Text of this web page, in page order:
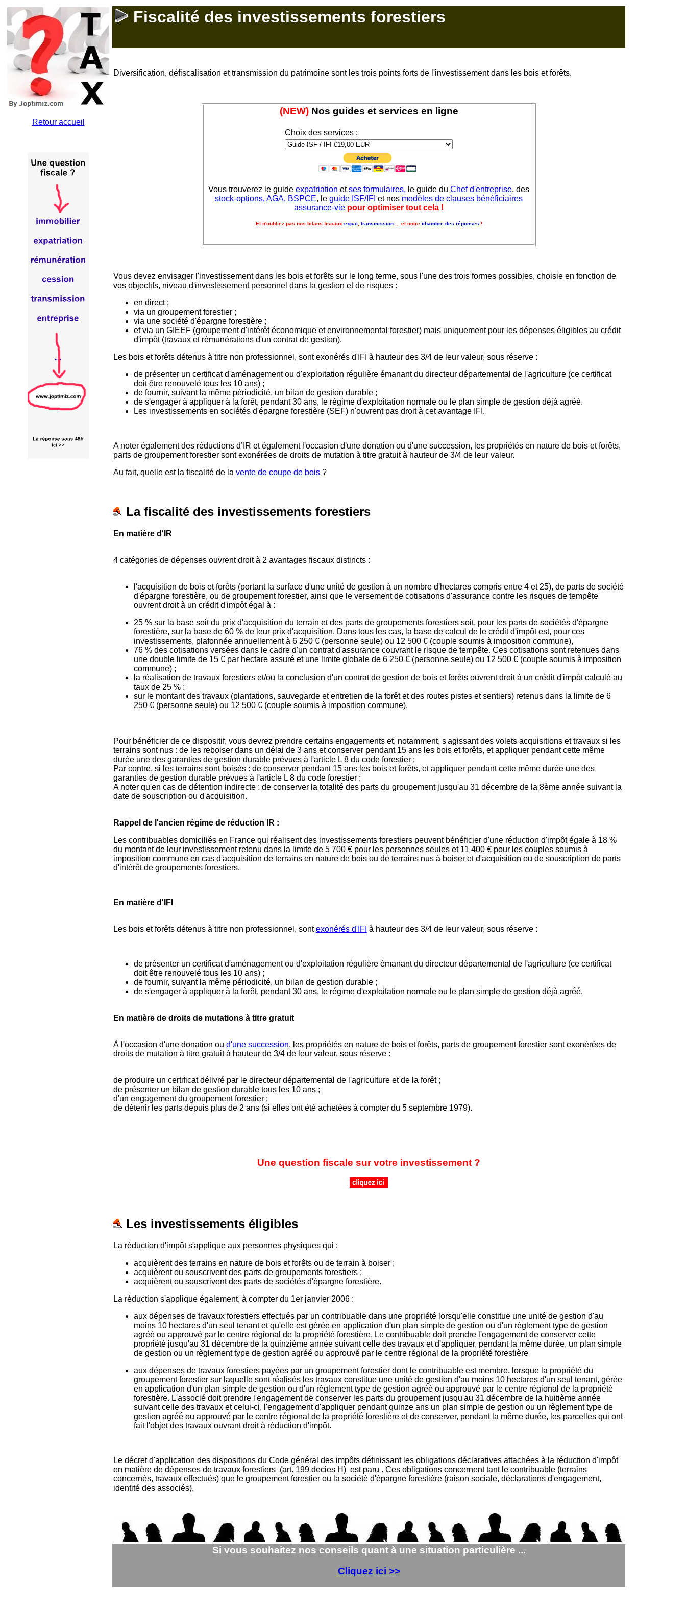
Retour accueil
Fiscalité des investissements forestiers
Diversification, défiscalisation et transmission du patrimoine sont les trois points forts de l'investissement dans les bois et forêts.
(NEW)Nos guides et services en ligne
Choix des services :
Vous trouverez le guide expatriation etses formulaires, le guide du Chef d'entreprise, des
stock-options, AGA, BSPCE, le guide ISF/IFI et nos modèles de clauses bénéficiaires
assurance-vie pour optimiser tout cela !
Et n'oubliez pas nos bilans fiscaux expat, transmission... et notre chambre des réponses !
Vous devez envisager l'investissement dans les bois et forêts sur le long terme, sous l'une des trois formes possibles, choisie en fonction de
vos objectifs, niveau d'investissement personnel dans la gestion et de risques :
en direct ;
via un groupement forestier ;
via une société d'épargne forestière ;
et via un GIEEF (groupement d'intérêt économique et environnemental forestier) mais uniquement pour les dépenses éligibles au crédit
d'impôt (travaux et rémunérations d'un contrat de gestion).
Les bois et forêts détenus à titre non professionnel, sont exonérés d'IFI à hauteur des 3/4 de leur valeur, sous réserve :
de présenter un certificat d'aménagement ou d'exploitation régulière émanant du directeur départemental de l'agriculture (ce certificat
doit être renouvelé tous les 10 ans) ;
de fournir, suivant la même périodicité, un bilan de gestion durable ;
de s'engager à appliquer à la forêt, pendant 30 ans, le régime d'exploitation normale ou le plan simple de gestion déjà agréé.
Les investissements en sociétés d'épargne forestière (SEF) n'ouvrent pas droit à cet avantage IFI.
A noter également des réductions d’IR et également l'occasion d'une donation ou d'une succession, les propriétés en nature de bois et forêts,
parts de groupement forestier sont exonérées de droits de mutation à titre gratuit à hauteur de 3/4 de leur valeur.
Au fait, quelle est la fiscalité de la vente de coupe de bois ?
La fiscalité des investissements forestiers
En matière d'IR
4 catégories de dépenses ouvrent droit à 2 avantages fiscaux distincts :
l'acquisition de bois et forêts (portant la surface d'une unité de gestion à un nombre d'hectares compris entre 4 et 25), de parts de société
d'épargne forestière, ou de groupement forestier, ainsi que le versement de cotisations d'assurance contre les risques de tempête
ouvrent droit à un crédit d'impôt égal à :
25 % sur la base soit du prix d'acquisition du terrain et des parts de groupements forestiers soit, pour les parts de sociétés d'épargne
forestière, sur la base de 60 % de leur prix d'acquisition. Dans tous les cas, la base de calcul de le crédit d'impôt est, pour ces
investissements, plafonnée annuellement à 6 250 € (personne seule) ou 12 500 € (couple soumis à imposition commune),
76 % des cotisations versées dans le cadre d'un contrat d'assurance couvrant le risque de tempête. Ces cotisations sont retenues dans
une double limite de 15 € par hectare assuré et une limite globale de 6 250 € (personne seule) ou 12 500 € (couple soumis à imposition
commune) ;
la réalisation de travaux forestiers et/ou la conclusion d'un contrat de gestion de bois et forêts ouvrent droit à un crédit d'impôt calculé au
taux de 25 % :
sur le montant des travaux (plantations, sauvegarde et entretien de la forêt et des routes pistes et sentiers) retenus dans la limite de 6
250 € (personne seule) ou 12 500 € (couple soumis à imposition commune).
Pour bénéficier de ce dispositif, vous devrez prendre certains engagements et, notamment, s'agissant des volets acquisitions et travaux si les
terrains sont nus : de les reboiser dans un délai de 3 ans et conserver pendant 15 ans les bois et forêts, et appliquer pendant cette même
durée une des garanties de gestion durable prévues à l'article L 8 du code forestier ;
Par contre, si les terrains sont boisés : de conserver pendant 15 ans les bois et forêts, et appliquer pendant cette même durée une des
garanties de gestion durable prévues à l'article L 8 du code forestier ;
A noter qu'en cas de détention indirecte : de conserver la totalité des parts du groupement jusqu'au 31 décembre de la 8ème année suivant la
date de souscription ou d'acquisition.
Rappel de l'ancien régime de réduction IR :
Les contribuables domiciliés en France qui réalisent des investissements forestiers peuvent bénéficier d'une réduction d'impôt égale à 18 %
du montant de leur investissement retenu dans la limite de 5 700 € pour les personnes seules et 11 400 € pour les couples soumis à
imposition commune en cas d'acquisition de terrains en nature de bois ou de terrains nus à boiser et d'acquisition ou de souscription de parts
d'intérêt de groupements forestiers.
En matière d'IFI
Les bois et forêts détenus à titre non professionnel, sontexonérés d'IFI à hauteur des 3/4 de leur valeur, sous réserve :
de présenter un certificat d'aménagement ou d'exploitation régulière émanant du directeur départemental de l'agriculture (ce certificat
doit être renouvelé tous les 10 ans) ;
de fournir, suivant la même périodicité, un bilan de gestion durable ;
de s'engager à appliquer à la forêt, pendant 30 ans, le régime d'exploitation normale ou le plan simple de gestion déjà agréé.
En matière de droits de mutations à titre gratuit
À l'occasion d'une donation ou d'une succession, les propriétés en nature de bois et forêts, parts de groupement forestier sont exonérées de
droits de mutation à titre gratuit à hauteur de 3/4 de leur valeur, sous réserve :
de produire un certificat délivré par le directeur départemental de l'agriculture et de la forêt ;
de présenter un bilan de gestion durable tous les 10 ans ;
d'un engagement du groupement forestier ;
de détenir les parts depuis plus de 2 ans (si elles ont été achetées à compter du 5 septembre 1979).
Une question fiscale sur votre investissement ?
Les investissements éligibles
La réduction d'impôt s'applique aux personnes physiques qui :
acquièrent des terrains en nature de bois et forêts ou de terrain à boiser ;
acquièrent ou souscrivent des parts de groupements forestiers ;
acquièrent ou souscrivent des parts de sociétés d'épargne forestière.
La réduction s'applique également, à compter du 1er janvier 2006 :
aux dépenses de travaux forestiers effectués par un contribuable dans une propriété lorsqu'elle constitue une unité de gestion d'au
moins 10 hectares d'un seul tenant et qu'elle est gérée en application d'un plan simple de gestion ou d'un règlement type de gestion
agréé ou approuvé par le centre régional de la propriété forestière. Le contribuable doit prendre l'engagement de conserver cette
propriété jusqu'au 31 décembre de la quinzième année suivant celle des travaux et d'appliquer, pendant la même durée, un plan simple
de gestion ou un règlement type de gestion agréé ou approuvé par le centre régional de la propriété forestière
aux dépenses de travaux forestiers payées par un groupement forestier dont le contribuable est membre, lorsque la propriété du
groupement forestier sur laquelle sont réalisés les travaux constitue une unité de gestion d'au moins 10 hectares d'un seul tenant, gérée
en application d'un plan simple de gestion ou d'un règlement type de gestion agréé ou approuvé par le centre régional de la propriété
forestière. L'associé doit prendre l'engagement de conserver les parts du groupement jusqu'au 31 décembre de la huitième année
suivant celle des travaux et celui-ci, l'engagement d'appliquer pendant quinze ans un plan simple de gestion ou un règlement type de
gestion agréé ou approuvé par le centre régional de la propriété forestière et de conserver, pendant la même durée, les parcelles qui ont
fait l'objet des travaux ouvrant droit à réduction d'impôt.
Le décret d'application des dispositions du Code général des impôts définissant les obligations déclaratives attachées à la réduction d'impôt
en matière de dépenses de travaux forestiers (art. 199 decies H) est paru . Ces obligations concernent tant le contribuable (terrains
concernés, travaux effectués) que le groupement forestier ou la société d'épargne forestière (raison sociale, déclarations d'engagement,
identité des associés).
Si vous souhaitez nos conseils quant à une situation particulière ...
Cliquez ici >>